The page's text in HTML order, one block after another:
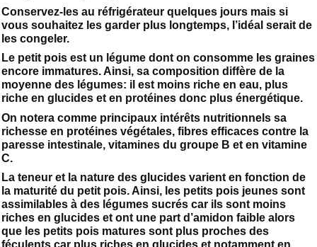
Conservez-les au réfrigérateur quelques jours mais si
vous souhaitez les garder plus longtemps, l’idéal serait de
les congeler.
Le petit pois est un légume dont on consomme les graines
encore immatures. Ainsi, sa composition diffère de la
moyenne des légumes: il est moins riche en eau, plus
riche en glucides et en protéines donc plus énergétique.
On notera comme principaux intérêts nutritionnels sa
richesse en protéines végétales, fibres efficaces contre la
paresse intestinale, vitamines du groupe B et en vitamine
C.
La teneur et la nature des glucides varient en fonction de
la maturité du petit pois. Ainsi, les petits pois jeunes sont
assimilables à des légumes sucrés car ils sont moins
riches en glucides et ont une part d’amidon faible alors
que les petits pois matures sont plus proches des
féculents car plus riches en glucides et notamment en